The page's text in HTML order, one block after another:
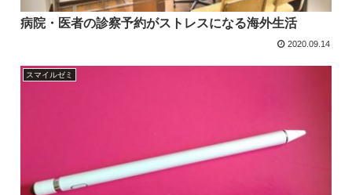
病院・医者の診察予約がストレスになる海外生活
2020.09.14
スマイルゼミ